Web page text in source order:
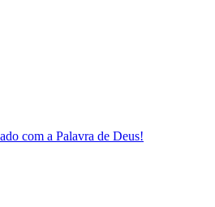
com a Palavra de Deus!